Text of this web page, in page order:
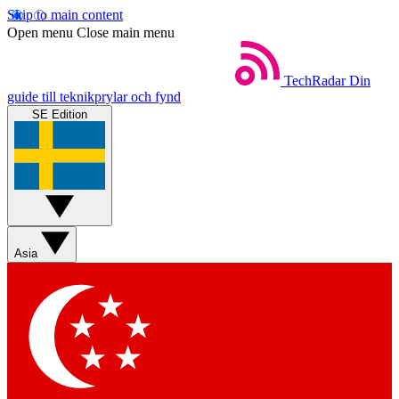
Skip to main content
Open menu Close main menu
TechRadar Din
guide till teknikprylar och fynd
SE Edition
Asia